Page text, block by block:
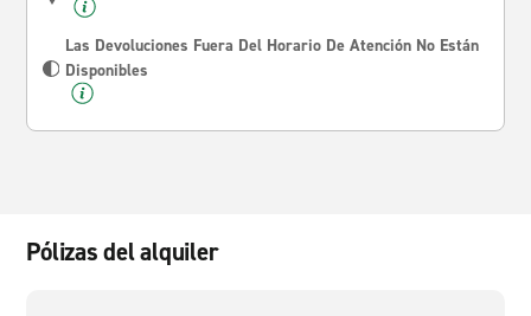
Las Devoluciones Fuera Del Horario De Atención No Están
Disponibles
Pólizas del alquiler